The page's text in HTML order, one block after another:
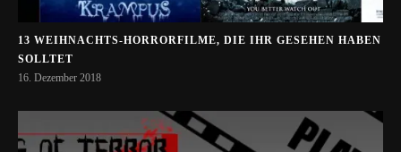
13 WEIHNACHTS-HORRORFILME, DIE IHR GESEHEN HABEN
SOLLTET
16. Dezember 2018